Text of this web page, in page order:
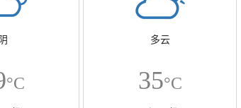
阴
°C
多云
35°C